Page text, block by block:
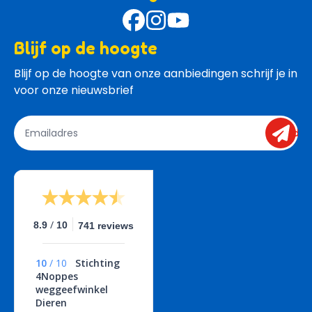
Blijf op de hoogte
Blijf op de hoogte van onze aanbiedingen schrijf je in
voor onze nieuwsbrief
send
8.9 / 10 741 reviews
10 / 10
Stichting
4Noppes
weggeefwinkel
Dieren